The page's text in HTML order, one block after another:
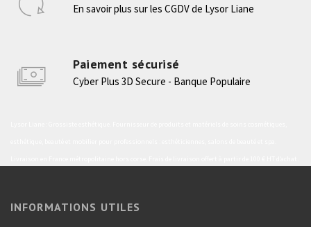
En savoir plus sur les CGDV de Lysor Liane
Paiement sécurisé
Cyber Plus 3D Secure - Banque Populaire
INFORMATIONS UTILES